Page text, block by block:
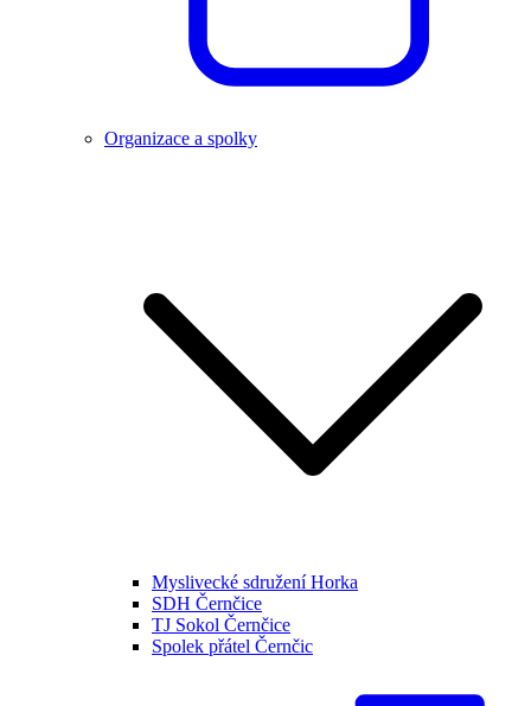
Organizace a spolky
Myslivecké sdružení Horka
SDH Černčice
TJ Sokol Černčice
Spolek přátel Černčic